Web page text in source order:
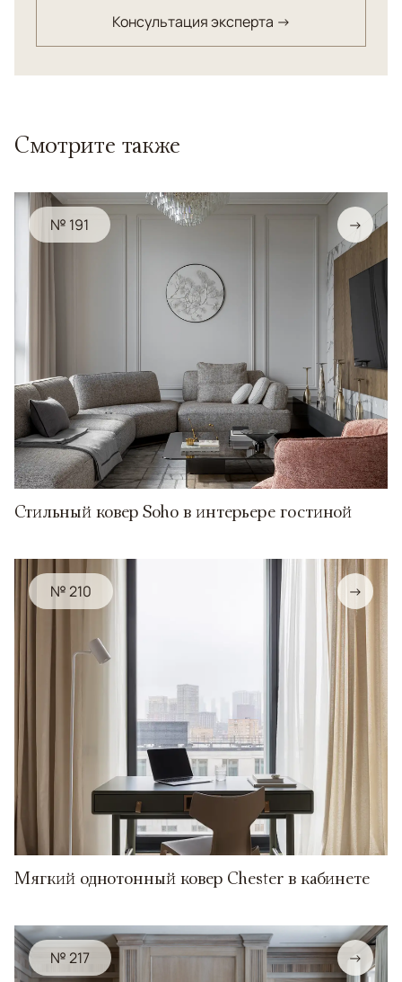
Консультация эксперта →
Смотрите также
№ 191 →
Стильный ковер Soho в интерьере гостиной
№ 210 →
Мягкий однотонный ковер Chester в кабинете
№ 217 →